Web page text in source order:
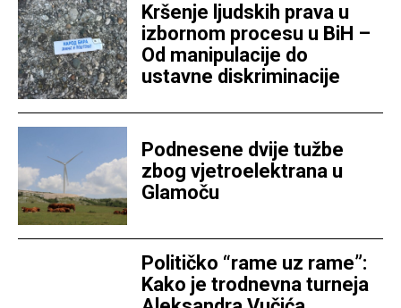
Kršenje ljudskih prava u
izbornom procesu u BiH –
Od manipulacije do
ustavne diskriminacije
Podnesene dvije tužbe
zbog vjetroelektrana u
Glamoču
Političko “rame uz rame”:
Kako je trodnevna turneja